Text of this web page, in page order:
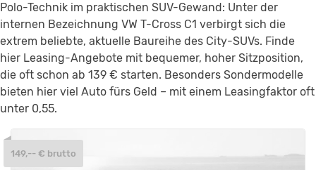
Polo-Technik im praktischen SUV-Gewand: Unter der
internen Bezeichnung VW T-Cross C1 verbirgt sich die
extrem beliebte, aktuelle Baureihe des City-SUVs. Finde
hier Leasing-Angebote mit bequemer, hoher Sitzposition,
die oft schon ab 139 € starten. Besonders Sondermodelle
bieten hier viel Auto fürs Geld – mit einem Leasingfaktor oft
unter 0,55.
149,-- € brutto